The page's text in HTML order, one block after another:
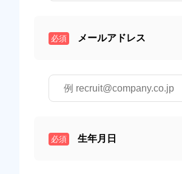
必須 メールアドレス
必須 生年月日